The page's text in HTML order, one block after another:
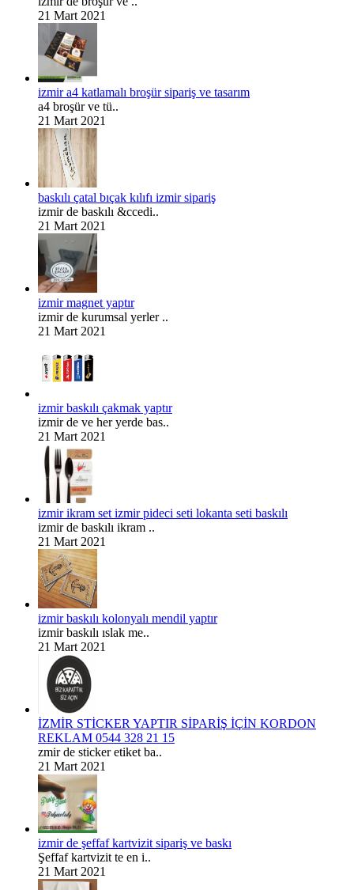
21 Mart 2021
izmir a4 katlamalı broşür sipariş ve tasarım
a4 broşür ve tü..
21 Mart 2021
baskılı çatal bıçak kılıfı izmir sipariş
izmir de baskılı &ccedi..
21 Mart 2021
izmir magnet yaptır
izmir de kurumsal yerler ..
21 Mart 2021
izmir baskılı çakmak yaptır
izmir de ve her yerde bas..
21 Mart 2021
izmir ikram set izmir pideci seti lokanta seti baskılı
izmir de baskılı ikram ..
21 Mart 2021
izmir baskılı kolonyalı mendil yaptır
izmir baskılı ıslak me..
21 Mart 2021
İZMİR STİCKER YAPTIR SİPARİŞ İÇİN KORDON
REKLAM 0544 328 21 15
zmir de sticker etiket ba..
21 Mart 2021
izmir de şeffaf kartvizit sipariş ve baskı
Şeffaf kartvizit te en i..
21 Mart 2021